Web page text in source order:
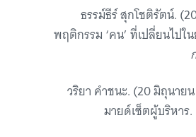
ธรรม์ธีร์ สุกโชติรัตน์.
พฤติกรรม ‘คน’ ที่เปลี่ยนไปใ
วริยา คำชนะ. (20 มิถุนายน
มายด์เซ็ตผู้บริหาร.